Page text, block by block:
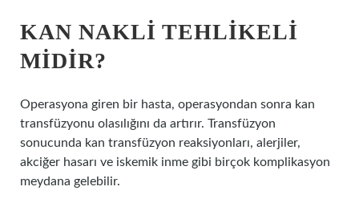
KAN NAKLI TEHLIKELI
MIDIR?
Operasyona giren bir hasta, operasyondan sonra kan
transfüzyonu olasılığını da artırır. Transfüzyon
sonucunda kan transfüzyon reaksiyonları, alerjiler,
akciğer hasarı ve iskemik inme gibi birçok komplikasyon
meydana gelebilir.